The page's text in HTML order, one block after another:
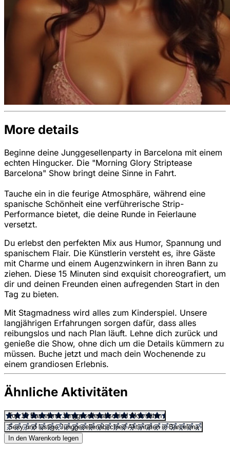
More details
Beginne deine Junggesellenparty in Barcelona mit einem
echten Hingucker. Die "Morning Glory Striptease
Barcelona" Show bringt deine Sinne in Fahrt.
Tauche ein in die feurige Atmosphäre, während eine
spanische Schönheit eine verführerische Strip-
Performance bietet, die deine Runde in Feierlaune
versetzt.
Du erlebst den perfekten Mix aus Humor, Spannung und
spanischem Flair. Die Künstlerin versteht es, ihre Gäste
mit Charme und einem Augenzwinkern in ihren Bann zu
ziehen. Diese 15 Minuten sind exquisit choreografiert, um
dir und deinen Freunden einen aufregenden Start in den
Tag zu bieten.
Mit Stagmadness wird alles zum Kinderspiel. Unsere
langjährigen Erfahrungen sorgen dafür, dass alles
reibungslos und nach Plan läuft. Lehne dich zurück und
genieße die Show, ohne dich um die Details kümmern zu
müssen. Buche jetzt und mach dein Wochenende zu
einem grandiosen Erlebnis.
Ähnliche Aktivitäten
Top 10 Barcelona Junggesellenabschied Aktivitäten
Sexy und lustige Junggesellenabschied Aktivitäten in Barcelona
In den Warenkorb legen